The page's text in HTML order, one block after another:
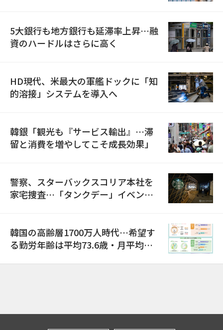
5大銀行も地方銀行も延滞率上昇…融
資のハードルはさらに高く
HD現代、米最大の軍艦ドックに「知
的溶接」システムを導入へ
韓銀「観光も『サービス輸出』…滞
留と消費を増やしてこそ成長効果」
警察、スターバックスコリア本社を
家宅捜査…「タンクデー」イベント
韓国の高齢層1700万人時代…希望す
る勤労年齢は平均73.6歳・月平均賃